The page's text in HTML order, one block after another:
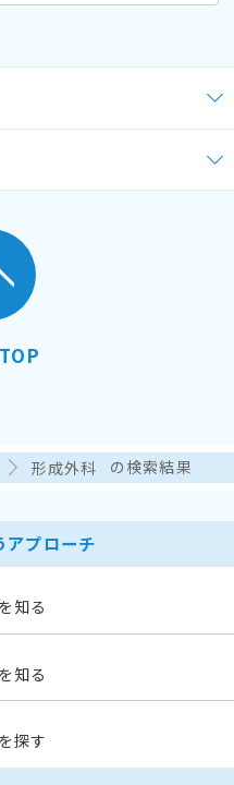
形成外科 の検索結果
アプローチ
を知る
を知る
を探す